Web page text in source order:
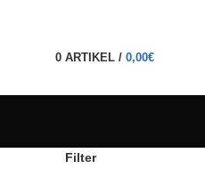
0 ARTIKEL / 0,00€
Filter